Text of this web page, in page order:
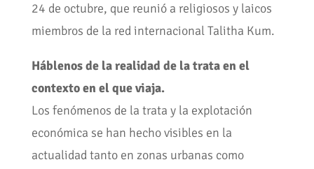
24 de octubre, que reunió a religiosos y laicos
miembros de la red internacional Talitha Kum.
Háblenos de la realidad de la trata en el
contexto en el que viaja.
Los fenómenos de la trata y la explotación
económica se han hecho visibles en la
actualidad tanto en zonas urbanas como